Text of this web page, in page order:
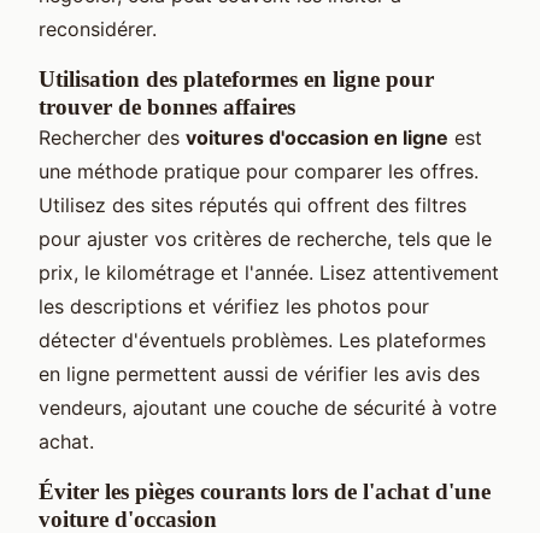
reconsidérer.
Utilisation des plateformes en ligne pour
trouver de bonnes affaires
Rechercher des voitures d'occasion en ligne est
une méthode pratique pour comparer les offres.
Utilisez des sites réputés qui offrent des filtres
pour ajuster vos critères de recherche, tels que le
prix, le kilométrage et l'année. Lisez attentivement
les descriptions et vérifiez les photos pour
détecter d'éventuels problèmes. Les plateformes
en ligne permettent aussi de vérifier les avis des
vendeurs, ajoutant une couche de sécurité à votre
achat.
Éviter les pièges courants lors de l'achat d'une
voiture d'occasion